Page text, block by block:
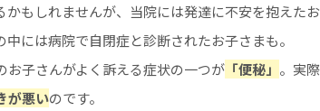
かもしれませんが、当院には発達に不安を抱えた
中には病院で自閉症と診断されたお子さまも。
お子さんがよく訴える症状の一つが 「便秘」 。実
が悪いのです。